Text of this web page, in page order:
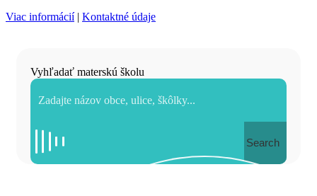
Viac informácií| Kontaktné údaje
Vyhľadať materskú školu
Search